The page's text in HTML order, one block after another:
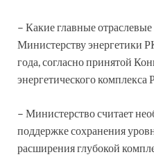
– Какие главные
Министерству энергетики
года, согласно принятой
энергетического комплекса
– Министерство считает
поддержке сохранения
расширения глубокой